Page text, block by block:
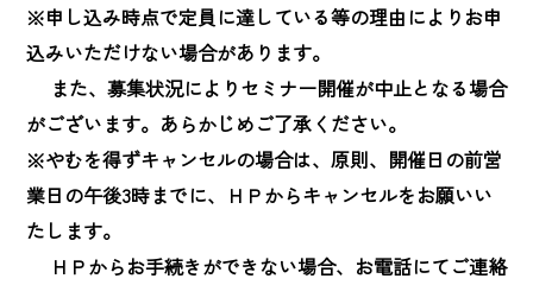
※申し込み時点で定員に達している等の理由によりお申
込みいただけない場合があります。
また、募集状況によりセミナー開催が中止となる場合
がございます。あらかじめご了承ください。
※やむを得ずキャンセルの場合は、原則、開催日の前営
業日の午後3時までに、ＨＰからキャンセルをお願いい
たします。
ＨＰからお手続きができない場合、お電話にてご連絡